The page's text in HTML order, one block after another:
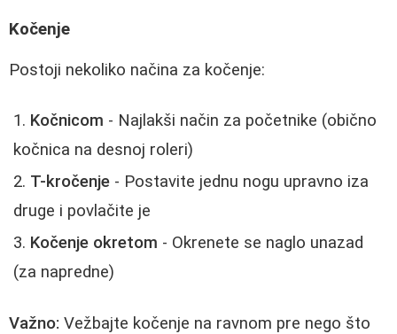
Kočenje
Postoji nekoliko načina za kočenje:
Kočnicom - Najlakši način za početnike (obično
kočnica na desnoj roleri)
T-kročenje - Postavite jednu nogu upravno iza
druge i povlačite je
Kočenje okretom - Okrenete se naglo unazad
(za napredne)
Važno: Vežbajte kočenje na ravnom pre nego što